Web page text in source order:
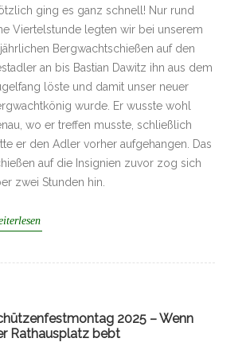
ging es ganz schnell! Nur rund
Viertelstunde legten wir bei unserem
Bergwachtschießen auf den
an bis Bastian Dawitz ihn aus dem
löste und damit unser neuer
wurde. Er wusste wohl
wo er treffen musste, schließlich
er den Adler vorher aufgehangen. Das
auf die Insignien zuvor zog sich
zwei Stunden hin.
2025 – Wenn
Rathausplatz bebt